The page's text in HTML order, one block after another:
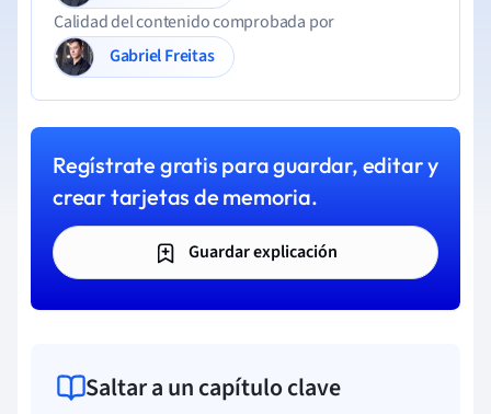
Calidad del contenido comprobada por
Gabriel Freitas
Regístrate gratis para guardar, editar y
crear tarjetas de memoria.
Guardar explicación
Saltar a un capítulo clave